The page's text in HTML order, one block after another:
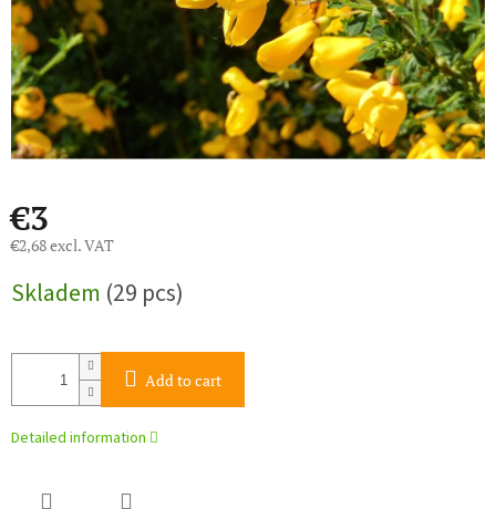
€3
€2,68 excl. VAT
price:
Skladem (29 pcs)
Add to cart
Detailed information